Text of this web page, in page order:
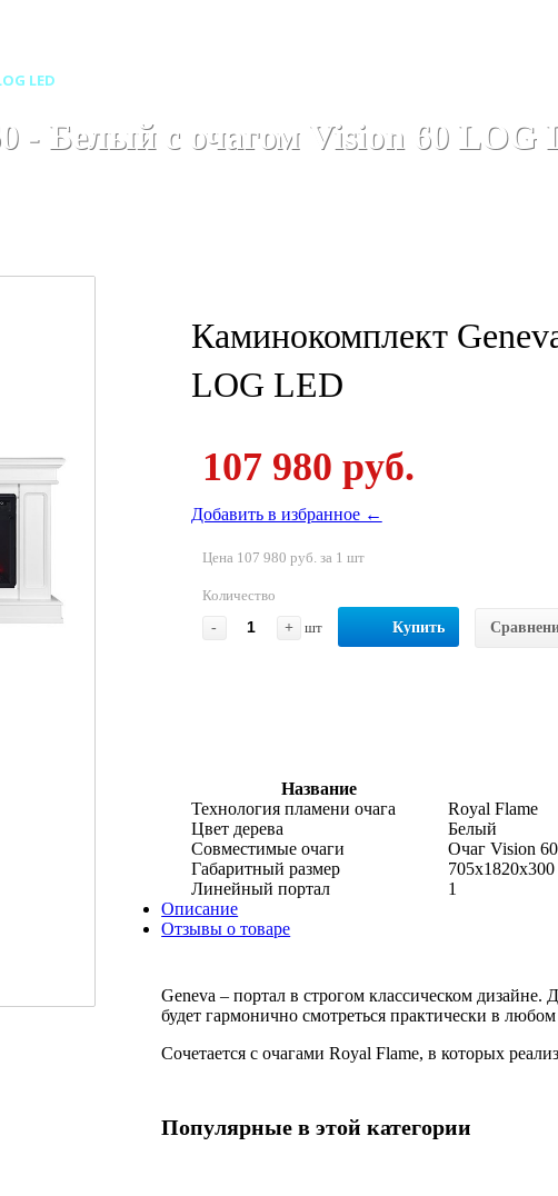
LED
- Белый с очагом Vision 60 LOG
Каминокомплект
LOG LED
107 980 руб.
Добавить в избранное ←
Цена 107 980 руб. за 1 шт
Количество
-
+ шт Купить
Название
Технология пламени очага
Royal Flame
Цвет дерева
Белый
Совместимые очаги
Очаг Vision
Габаритный размер
705x1820x300
Линейный портал
1
Описание
Отзывы о товаре
Geneva – портал в строгом классическом
будет гармонично смотреться практически в
Сочетается с очагами Royal Flame, в которых
Популярные в этой категории